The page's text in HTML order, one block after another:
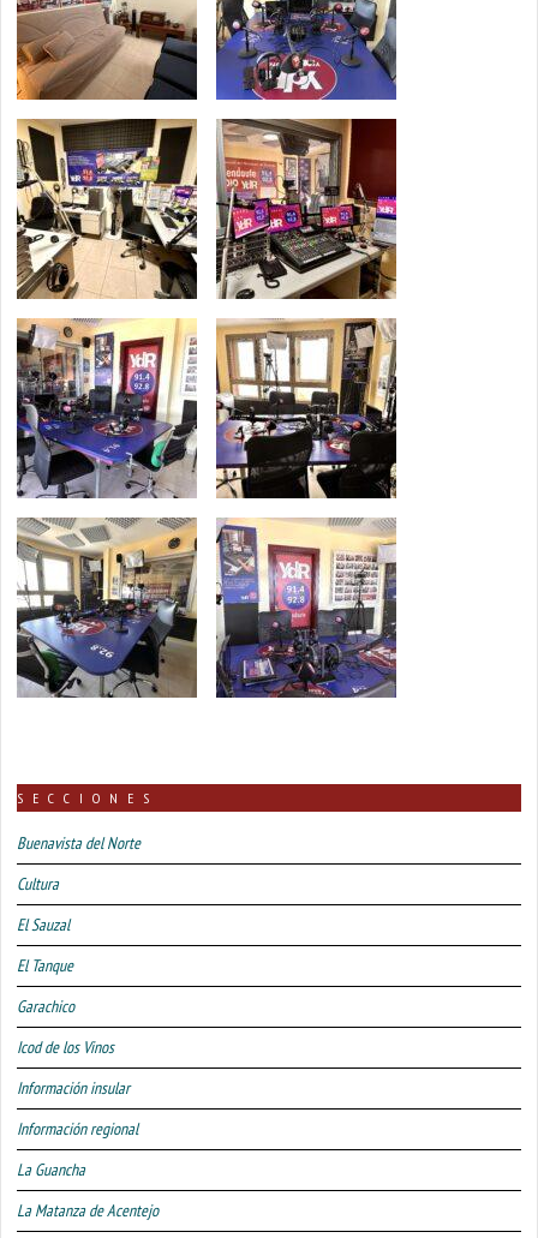
SECCIONES
Buenavista del Norte
Cultura
El Sauzal
El Tanque
Garachico
Icod de los Vinos
Información insular
Información regional
La Guancha
La Matanza de Acentejo